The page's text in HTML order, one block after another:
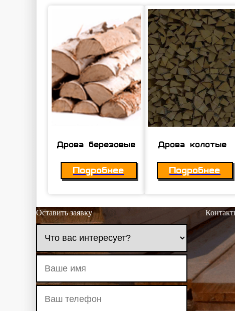
Дрова березовые
Подробнее
Дрова колотые
Подробнее
Оставить заявку